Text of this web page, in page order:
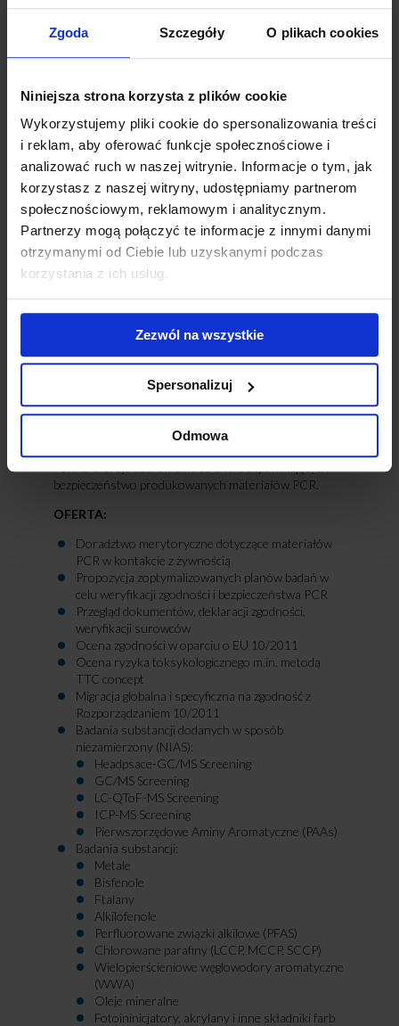
Zgoda Szczegóły O plikach cookies
Niniejsza strona korzysta z plików cookie
Wykorzystujemy pliki cookie do spersonalizowania treści
i reklam, aby oferować funkcje społecznościowe i
analizować ruch w naszej witrynie. Informacje o tym, jak
korzystasz z naszej witryny, udostępniamy partnerom
społecznościowym, reklamowym i analitycznym.
Partnerzy mogą połączyć te informacje z innymi danymi
otrzymanymi od Ciebie lub uzyskanymi podczas
korzystania z ich usług.
Zezwól na wszystkie
Spersonalizuj
Odmowa
końcowym produkcie mogą znaleźć się substancje
powszechnie uważane za szkodliwe i niepożądane takie
jak: bisfenole, ftalany, metale ciężkie, substancje SVHC i
inne. Należy pamiętać, że partie produkcyjne mogą
znacząco różnić się od siebie. Z tego powodu należy
znacząco zwiększyć zakres i częstotliwość
wykonywanych badań. Firma J.S. Hamilton Poland
oferuje szeroki wachlarz analiz pozwalający na
zapewnienie bezpieczeństwa produkowanych tworzyw
PCR.
Bezpieczeństwo materiałów mających kontakt z
żywnością wymaga zatem oceny bezpieczeństwa,
ponieważ do żywności mogą migrować niebezpieczne
substancje pochodzące z PCR. Materiały takie powinny
być wytwarzane zgodnie z przepisami UE, w tym z
ewentualny transfer szkodliwych składników do
żywności nie budził obaw o bezpieczeństwo, nie
ani nie miał negatywnego wpływu na jakość żywności
(np. smak i/lub zapach). Z tego powodu należy znacznie
Poland oferuje szeroki zakres analiz zapewniających
bezpieczeństwo produkowanych materiałów PCR.
OFERTA:
Doradztwo merytoryczne dotyczące materiałów
PCR w kontakcie z żywnością
Propozycja zoptymalizowanych planów badań w
celu weryfikacji zgodności i bezpieczeństwa PCR
Przegląd dokumentów, deklaracji zgodności,
weryfikacji surowców
Ocena zgodności w oparciu o EU 10/2011
Ocena ryzyka toksykologicznego m.in. metodą
TTC concept
Migracja globalna i specyficzna na zgodność z
Rozporządzaniem 10/2011
Badania substancji dodanych w sposób
niezamierzony (NIAS):
Headpsace-GC/MS Screening
GC/MS Screening
LC-QToF-MS Screening
ICP-MS Screening
Pierwszorzędowe Aminy Aromatyczne (PAAs)
Badania substancji:
Metale
Bisfenole
Ftalany
Alkilofenole
Perfluorowane związki alkilowe (PFAS)
Chlorowane parafiny (LCCP, MCCP, SCCP)
Wielopierścieniowe węglowodory aromatyczne
(WWA)
Oleje mineralne
Fotoininicjatory, akrylany i inne składniki farb